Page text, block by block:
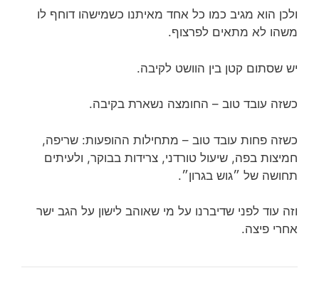
ולכן הוא מגיב כמו כל אחד מאיתנו כשמישהו דוחף לו
משהו לא מתאים לפרצוף.
יש שסתום קטן בין הוושט לקיבה.
כשזה עובד טוב – החומצה נשארת בקיבה.
כשזה פחות עובד טוב – מתחילות ההופעות: שריפה,
חמיצות בפה, שיעול טורדני, צרידות בבוקר, ולעיתים
תחושה של ״גוש בגרון״.
וזה עוד לפני שדיברנו על מי שאוהב לישון על הגב ישר
אחרי פיצה.